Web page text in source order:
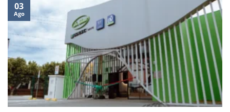
03
Ago